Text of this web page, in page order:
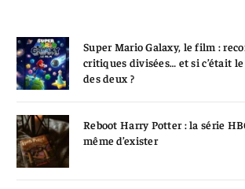
Super Mario Galaxy, le film :
critiques divisées… et si c’était
des deux ?
Reboot Harry Potter : la série
même d’exister